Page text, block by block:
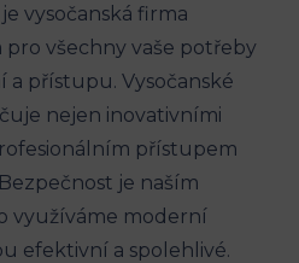
vysočanská firma
všechny vaše potřeby
přístupu. Vysočanské
nejen inovativními
přístupem
je naším
využíváme moderní
efektivní a spolehlivé.